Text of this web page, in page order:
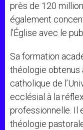
près de 120
également
l’Église avec le
Sa formation
théologie obtenus
catholique de
ecclésial à la
professionnelle. Il
théologie